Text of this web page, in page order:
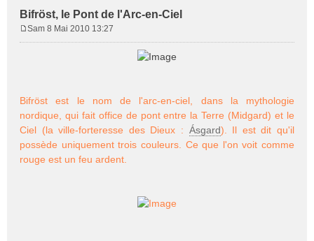
Bifröst, le Pont de l'Arc-en-Ciel
g
e
Sam 8 Mai 2010 13:27
Bifröst est le nom de l'arc-en-ciel, dans la mythologie
nordique, qui fait office de pont entre la Terre (Midgard) et le
Ciel (la ville-forteresse des Dieux : Ásgard). Il est dit qu'il
possède uniquement trois couleurs. Ce que l'on voit comme
rouge est un feu ardent.